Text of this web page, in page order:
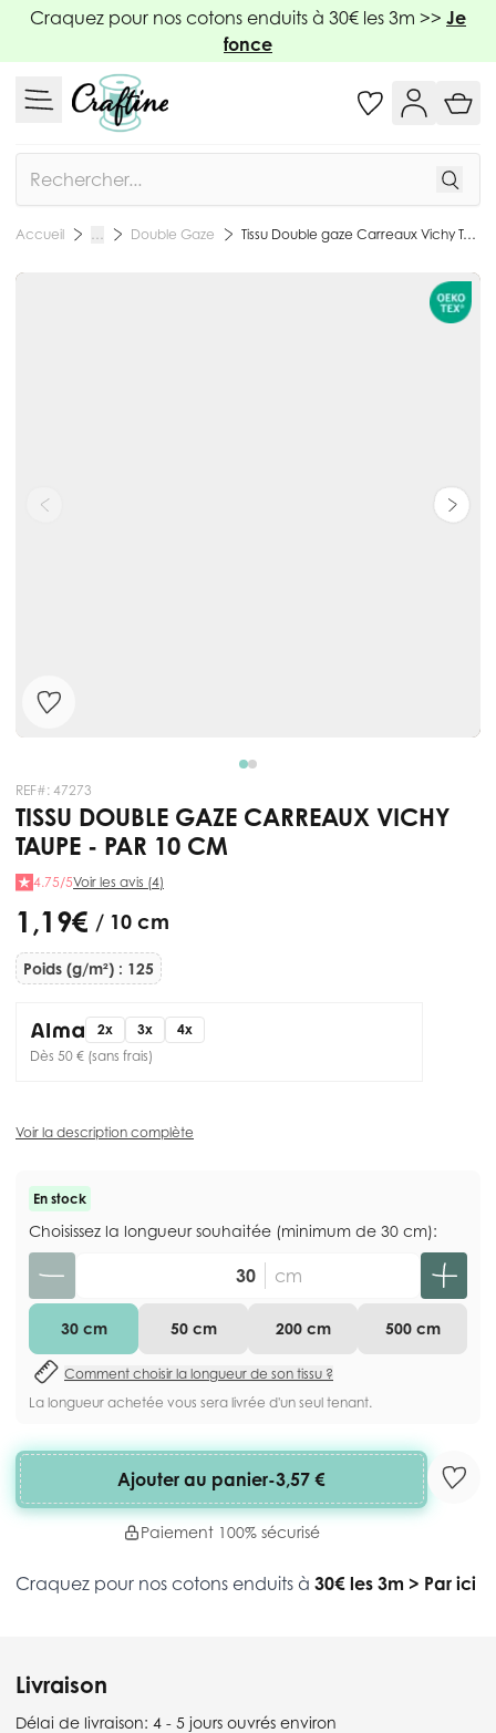
Allez au contenu
Craquez pour nos cotons enduits à 30€ les 3m >> Je
fonce
Accueil … Double Gaze Tissu Double gaze Carreaux Vichy Taupe - Par 10 cm
REF#: 47273
TISSU DOUBLE GAZE CARREAUX VICHY
TAUPE - PAR 10 CM
4.75/5Voir les avis (4)
1,19 € / 10 cm
Poids (g/m²) : 125
2x 3x
4x
Dès 50 € (sans frais)
Voir la description complète
En stock
Choisissez la longueur souhaitée (minimum de 30 cm):
cm
30 cm 50 cm 200 cm 500 cm
Comment choisir la longueur de son tissu ?
La longueur achetée vous sera livrée d'un seul tenant.
Ajouter au panier-3,57 €
Paiement 100% sécurisé
Craquez pour nos cotons enduits à 30€ les 3m > Par ici
Livraison
Délai de livraison: 4 - 5 jours ouvrés environ